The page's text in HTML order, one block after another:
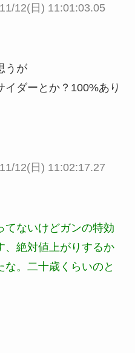
12(日) 11:01:03.05
うが
ダーとか？100%あり
12(日) 11:02:17.27
ないけどガンの特効
、絶対値上がりするか
な。二十歳くらいのと